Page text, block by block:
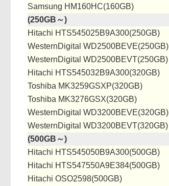
Samsung HM160HC(160GB)
(250GB～)
Hitachi HTS545025B9A300(250GB)
WesternDigital WD2500BEVE(250GB)
WesternDigital WD2500BEVT(250GB)
Hitachi HTS545032B9A300(320GB)
Toshiba MK3259GSXP(320GB)
Toshiba MK3276GSX(320GB)
WesternDigital WD3200BEVE(320GB)
WesternDigital WD3200BEVT(320GB)
(500GB～)
Hitachi HTS545050B9A300(500GB)
Hitachi HTS547550A9E384(500GB)
Hitachi OSO2598(500GB)